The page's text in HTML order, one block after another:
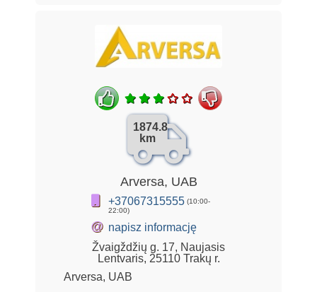
1874.8
km
Arversa, UAB
+37067315555 (10:00-
22:00)
@ napisz informację
Žvaigždžių g. 17, Naujasis
Lentvaris, 25110 Trakų r.
Arversa, UAB